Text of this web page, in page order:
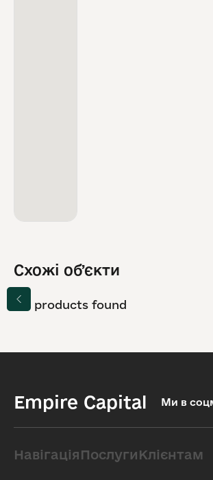
Схожі обʼєкти
No products found
Empire Capital Ми в
НавігаціяПослугиКлієнтам